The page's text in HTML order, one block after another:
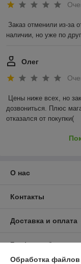
Заказ отменили из-за
наличии, но уже по
Олег
Цены ниже всех, но
дозвониться. Плюс
отказался от покупки(
О нас
Контакты
Доставка и оплата
График работы
Обработка